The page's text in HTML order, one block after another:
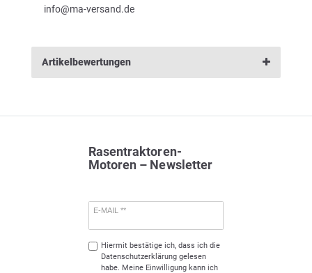
info@ma-versand.de
Artikelbewertungen
Rasentraktoren-
Motoren – Newsletter
E-MAIL **
Hiermit bestätige ich, dass ich die
Daten­schutz­erklärunggelesen
habe. Meine Einwilligung kann ich